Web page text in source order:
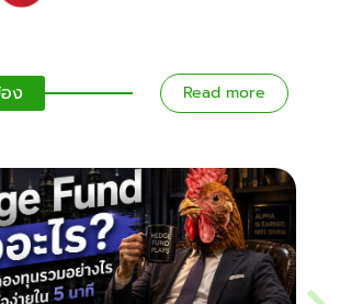
ง Read more